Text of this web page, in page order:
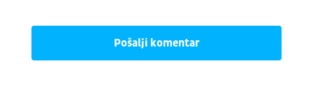
Pošalji komentar